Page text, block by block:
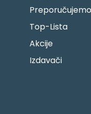
Preporučujemo
Top-Lista
Akcije
Izdavači